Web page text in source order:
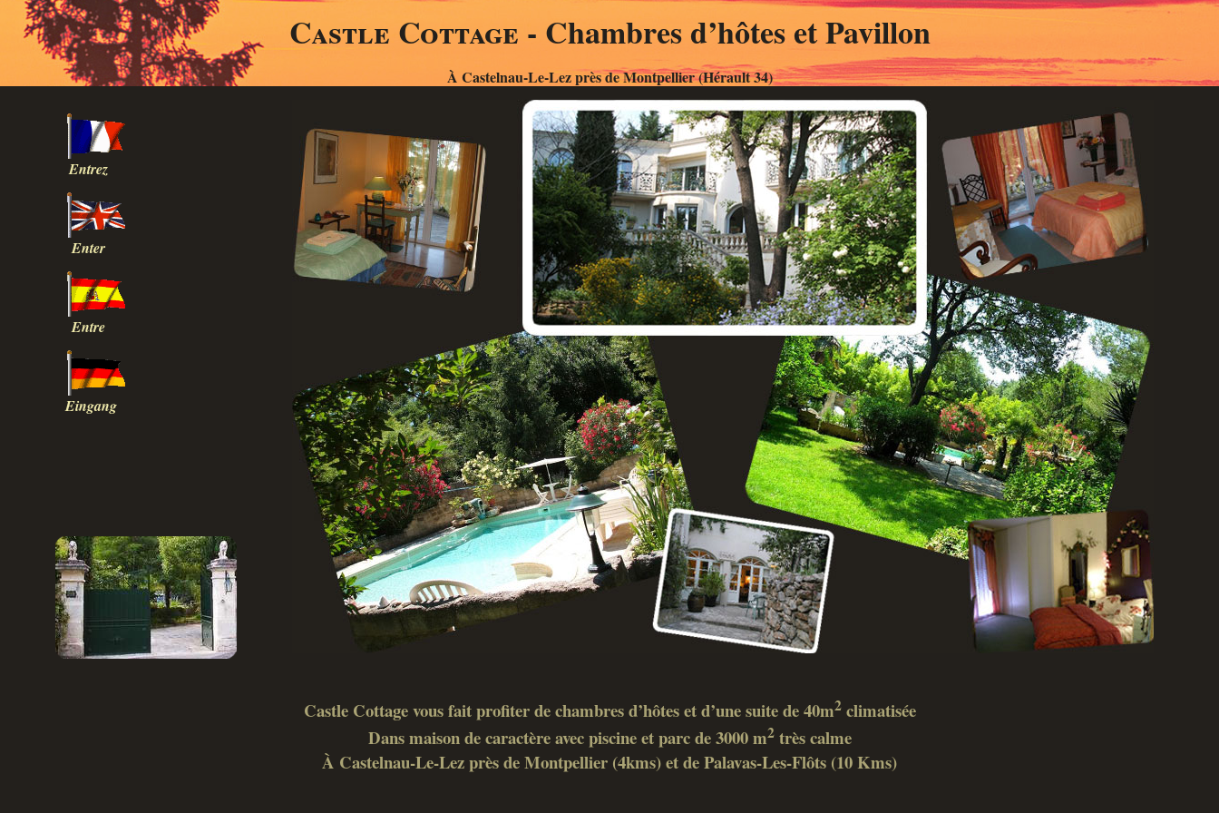
Castle Cottage - Chambres d’hôtes et Pavillon
À Castelnau-Le-Lez près de Montpellier (Hérault 34)
Entrez
Enter
Entre
Eingang
Castle Cottage vous fait profiter de chambres d’hôtes et d’une suite de 40m2climatisée
Dans maison de caractère avec piscine et parc de 3000 m2très calme
À Castelnau-Le-Lez près de Montpellier (4kms) et de Palavas-Les-Flôts (10 Kms)